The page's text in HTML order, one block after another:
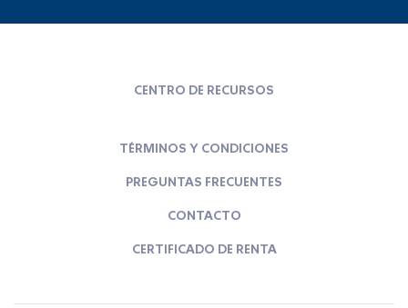
CENTRO DE RECURSOS
TÉRMINOS Y CONDICIONES
PREGUNTAS FRECUENTES
CONTACTO
CERTIFICADO DE RENTA